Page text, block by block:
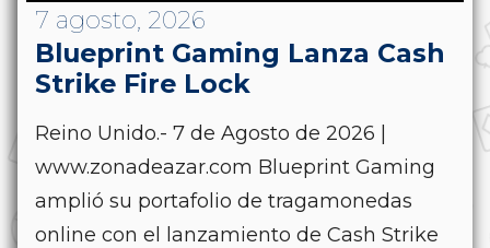
7 agosto, 2026
Blueprint Gaming Lanza Cash
Strike Fire Lock
Reino Unido.- 7 de Agosto de 2026 |
www.zonadeazar.com Blueprint Gaming
amplió su portafolio de tragamonedas
online con el lanzamiento de Cash Strike